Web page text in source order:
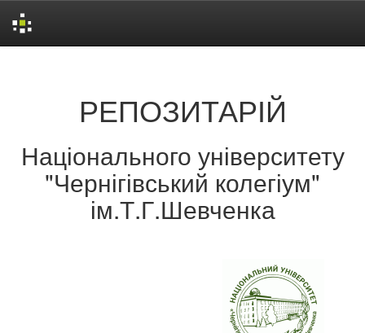
РЕПОЗИТАРІЙ
Національного університету
"Чернігівський колегіум"
ім.Т.Г.Шевченка